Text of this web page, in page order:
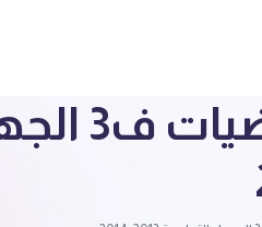
الصف الحادي